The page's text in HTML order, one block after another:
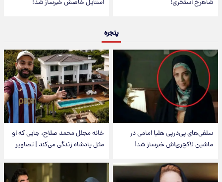
شاهرخ استخری! استایل خاصش خبرساز شد!
پنجره
سلفی‌های پی‌درپی هلیا امامی در
ماشین لاکچری‌اش خبرساز شد!
خانه مجلل محمد صلاح، جایی که او
مثل پادشاه زندگی می‌کند | تصاویر